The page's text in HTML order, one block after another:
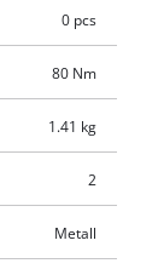
0 pcs
80 Nm
1.41 kg
2
Metall